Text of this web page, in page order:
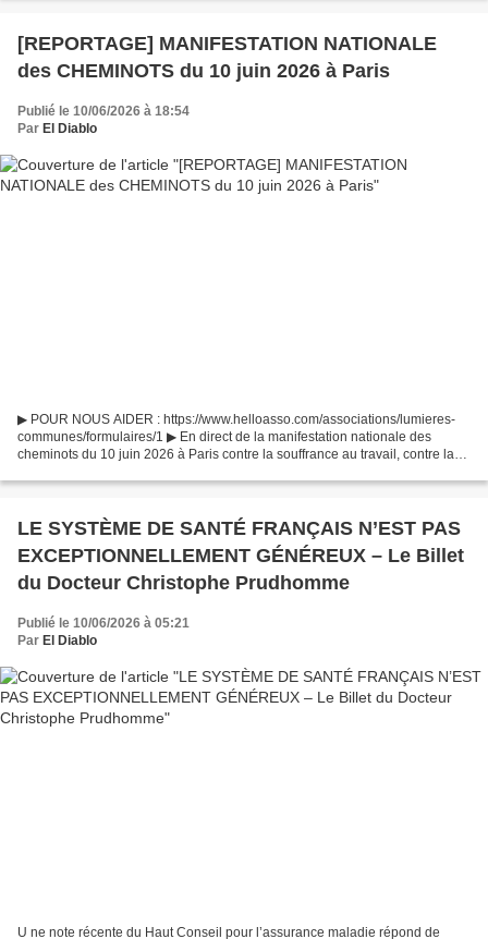
[REPORTAGE] MANIFESTATION NATIONALE
des CHEMINOTS du 10 juin 2026 à Paris
Publié le 10/06/2026 à 18:54
Par El Diablo
▶ POUR NOUS AIDER : https://www.helloasso.com/associations/lumieres-
communes/formulaires/1 ▶ En direct de la manifestation nationale des
cheminots du 10 juin 2026 à Paris contre la souffrance au travail, contre la
LE SYSTÈME DE SANTÉ FRANÇAIS N’EST PAS
EXCEPTIONNELLEMENT GÉNÉREUX – Le Billet
du Docteur Christophe Prudhomme
Publié le 10/06/2026 à 05:21
Par El Diablo
U ne note récente du Haut Conseil pour l’assurance maladie répond de